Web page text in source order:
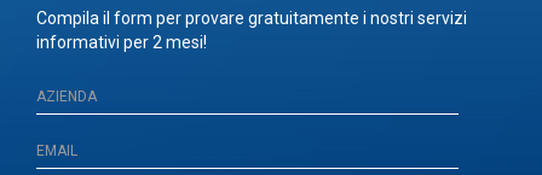
Compila il form per provare gratuitamente i nostri servizi
informativi per 2 mesi!